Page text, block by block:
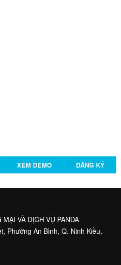
XEM DEMO ĐĂNG KÝ
VÀ DỊCH VỤ PANDA
Phường An Bình, Q. Ninh Kiều,